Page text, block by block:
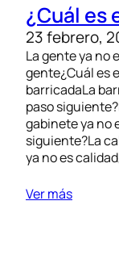
¿Cuál es
23 febrero,
La gente ya no
gente¿Cuál es
barricadaLa
paso
gabinete ya no
siguiente?La
ya no es
Ver más